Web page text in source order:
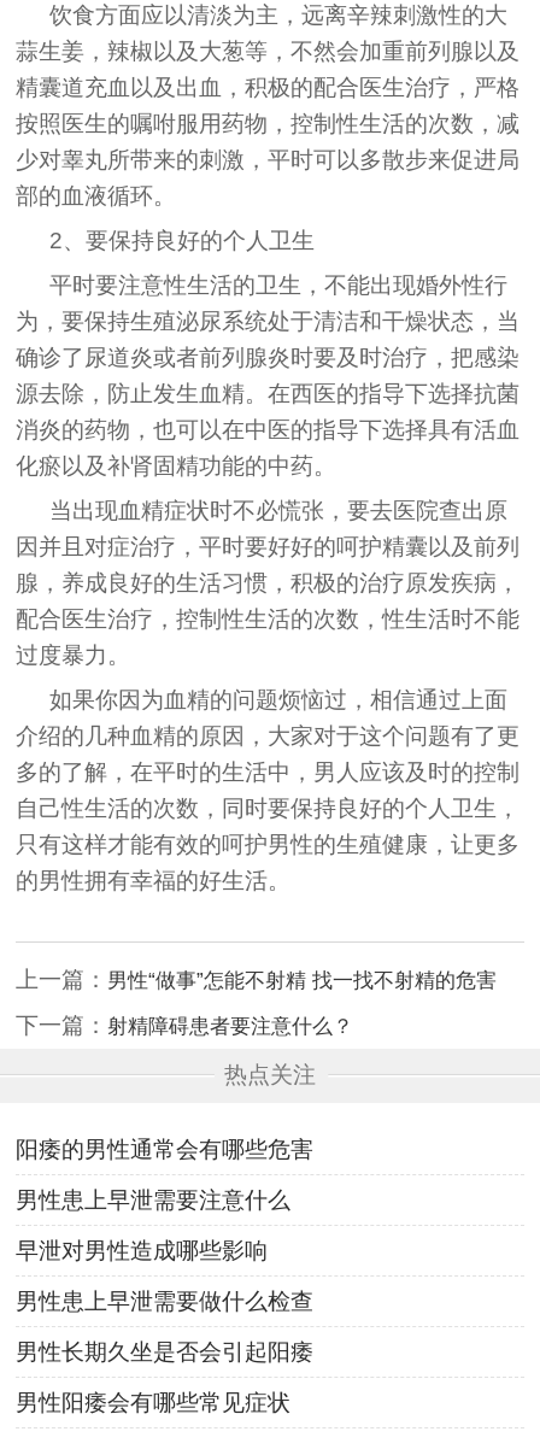
饮食方面应以清淡为主，远离辛辣刺激性的大
蒜生姜，辣椒以及大葱等，不然会加重前列腺以及
精囊道充血以及出血，积极的配合医生治疗，严格
按照医生的嘱咐服用药物，控制性生活的次数，减
少对睾丸所带来的刺激，平时可以多散步来促进局
部的血液循环。
2、要保持良好的个人卫生
平时要注意性生活的卫生，不能出现婚外性行
为，要保持生殖泌尿系统处于清洁和干燥状态，当
确诊了尿道炎或者前列腺炎时要及时治疗，把感染
源去除，防止发生血精。在西医的指导下选择抗菌
消炎的药物，也可以在中医的指导下选择具有活血
化瘀以及补肾固精功能的中药。
当出现血精症状时不必慌张，要去医院查出原
因并且对症治疗，平时要好好的呵护精囊以及前列
腺，养成良好的生活习惯，积极的治疗原发疾病，
配合医生治疗，控制性生活的次数，性生活时不能
过度暴力。
如果你因为血精的问题烦恼过，相信通过上面
介绍的几种血精的原因，大家对于这个问题有了更
多的了解，在平时的生活中，男人应该及时的控制
自己性生活的次数，同时要保持良好的个人卫生，
只有这样才能有效的呵护男性的生殖健康，让更多
的男性拥有幸福的好生活。
上一篇： 男性“做事”怎能不射精 找一找不射精的危害
下一篇：射精障碍患者要注意什么？
热点关注
阳痿的男性通常会有哪些危害
男性患上早泄需要注意什么
早泄对男性造成哪些影响
男性患上早泄需要做什么检查
男性长期久坐是否会引起阳痿
男性阳痿会有哪些常见症状